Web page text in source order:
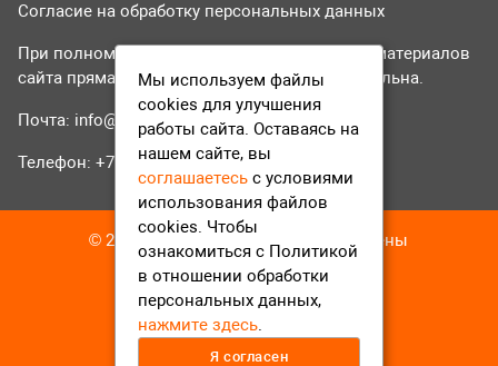
Согласие на обработку персональных данных
При полном или частичном использовании материалов
сайта прямая гиперссылка на tvr24.tv обязательна.
Почта: info@tvr24.tv
Телефон: +7 (496) 551-04-95
© 2016-2023 ТВР24 Все права защищены
Мы используем файлы
cookies для улучшения
работы сайта. Оставаясь на
нашем сайте, вы
соглашаетесь с условиями
использования файлов
cookies. Чтобы
ознакомиться с Политикой
в отношении обработки
персональных данных,
нажмите здесь.
Я согласен